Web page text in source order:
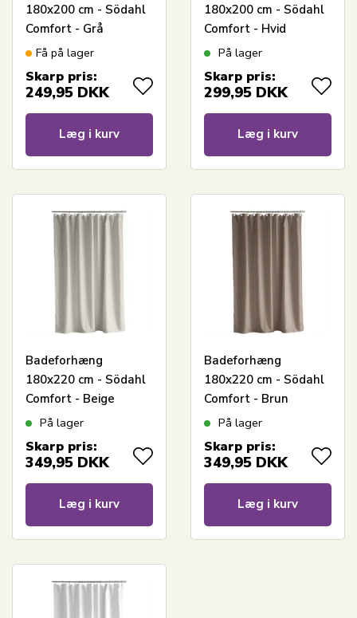
180x200 cm - Södahl
Comfort - Grå
Få på lager
Skarp pris:
249,95 DKK
Læg i kurv
180x200 cm - Södahl
Comfort - Hvid
På lager
Skarp pris:
299,95 DKK
Læg i kurv
Badeforhæng
180x220 cm - Södahl
Comfort - Beige
På lager
Skarp pris:
349,95 DKK
Læg i kurv
Badeforhæng
180x220 cm - Södahl
Comfort - Brun
På lager
Skarp pris:
349,95 DKK
Læg i kurv